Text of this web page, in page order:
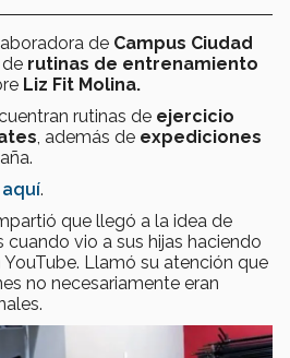
de Campus Ciudad
de rutinas de entrenamiento
Liz Fit Molina.
rutinas de ejercicio
, además de expediciones
aquí.
que llegó a la idea de
cuando vio a sus hijas haciendo
Llamó su atención que
no necesariamente eran